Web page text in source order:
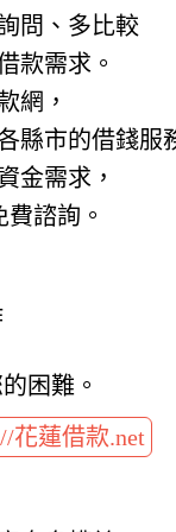
問、多比較
款需求。
網，
縣市的借錢服
金需求，
諮詢。
困難。
花蓮借款.net